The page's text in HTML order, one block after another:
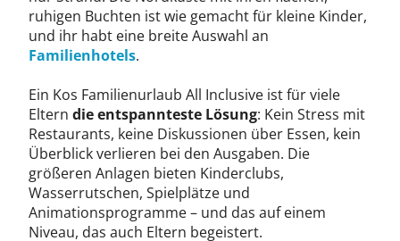
ruhigen Buchten ist wie gemacht für kleine Kinder,
und ihr habt eine breite Auswahl an
Familienhotels.
Ein Kos Familienurlaub All Inclusive ist für viele
Eltern die entspannteste Lösung: Kein Stress mit
Restaurants, keine Diskussionen über Essen, kein
Überblick verlieren bei den Ausgaben. Die
größeren Anlagen bieten Kinderclubs,
Wasserrutschen, Spielplätze und
Animationsprogramme – und das auf einem
Niveau, das auch Eltern begeistert.